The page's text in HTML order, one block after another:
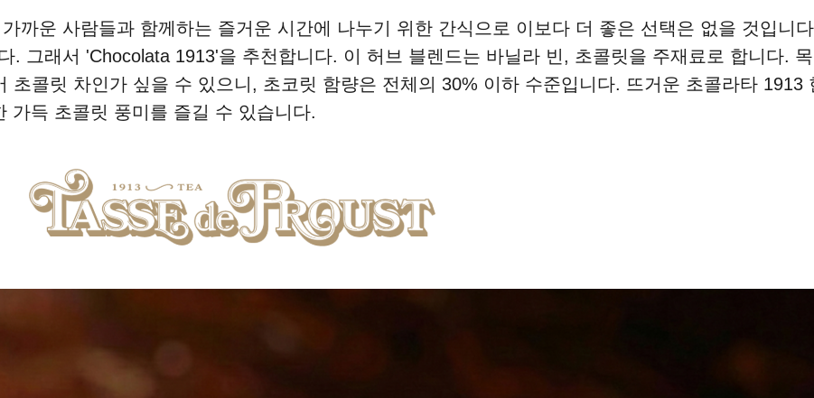
까운 사람들과 함께하는 즐거운 시간에 나누기 위한 간식으로 이보다 더 좋은 선택은 없을 것입니
. 그래서 'Chocolata 1913'을 추천합니다. 이 허브 블렌드는 바닐라 빈, 초콜릿을 주재료로 합니다.
초콜릿 차인가 싶을 수 있으니, 초코릿 함량은 전체의 30% 이하 수준입니다. 뜨거운 초콜라타 1913
가득 초콜릿 풍미를 즐길 수 있습니다.